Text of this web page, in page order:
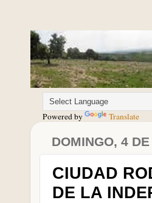
Powered by Translate
DOMINGO, 4
CIUDAD
DE LA